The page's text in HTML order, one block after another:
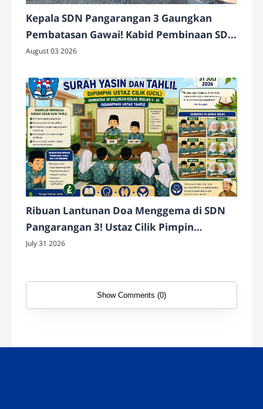
Kepala SDN Pangarangan 3 Gaungkan
Pembatasan Gawai! Kabid Pembinaan SD
Pimpin Deklarasi Bersejarah di Hadapan
August 03 2026
Ribuan Lantunan Doa Menggema di SDN
Pangarangan 3! Ustaz Cilik Pimpin
Serentak Pembacaan Yasin dan Tahlil di
July 31 2026
Show Comments (0)